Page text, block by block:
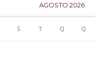
AGOSTO 2026
S T Q Q